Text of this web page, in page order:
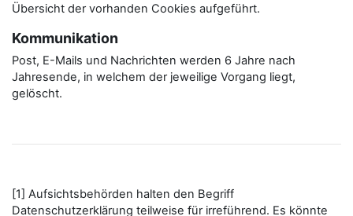
Übersicht der vorhanden Cookies aufgeführt.
Kommunikation
Post, E-Mails und Nachrichten werden 6 Jahre nach
Jahresende, in welchem der jeweilige Vorgang liegt,
gelöscht.
[1] Aufsichtsbehörden halten den Begriff
Datenschutzerklärung teilweise für irreführend. Es könnte